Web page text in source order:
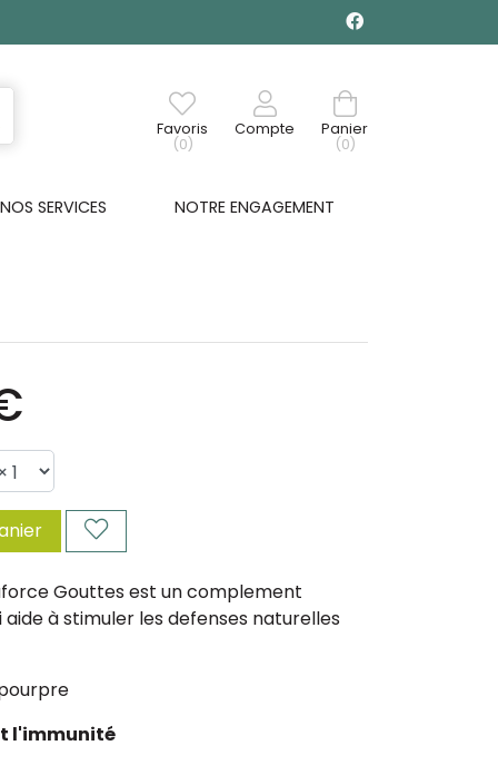
Favoris
(0)
Compte
Panier
(0)
NOS SERVICES NOTRE ENGAGEMENT
Gouttes est un complement
à stimuler les defenses naturelles
l'immunité